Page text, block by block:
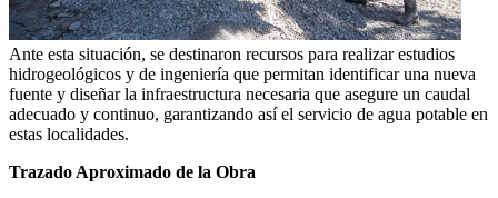
Ante esta situación, se destinaron recursos para realizar estudios
hidrogeológicos y de ingeniería que permitan identificar una nueva
fuente y diseñar la infraestructura necesaria que asegure un caudal
adecuado y continuo, garantizando así el servicio de agua potable en
estas localidades.
Trazado Aproximado de la Obra